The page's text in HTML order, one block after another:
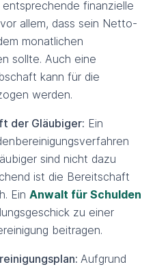
finanzielle
allem, dass sein Netto-
monatlichen
sollte. Auch eine
kann für die
werden.
der Gläubiger: Ein
sind nicht dazu
ist die Bereitschaft
Ein Anwalt für Schulden
zu einer
beitragen.
Aufgrund